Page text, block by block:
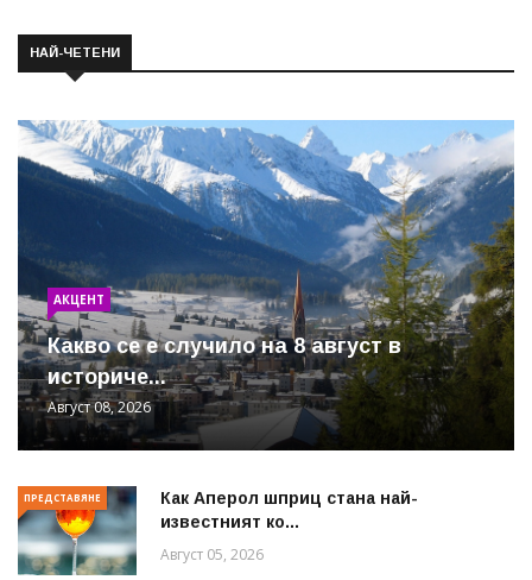
НАЙ-ЧЕТЕНИ
АКЦЕНТ
Какво се е случило на 8 август в
историче...
Август 08, 2026
ПРЕДСТАВЯНЕ
Как Аперол шприц стана най-
известният ко...
Август 05, 2026